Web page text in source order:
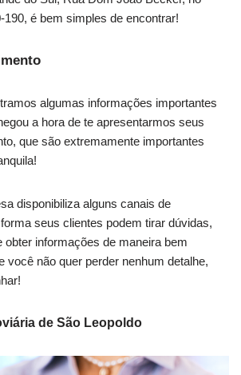
é bem simples de encontrar!
algumas informações importantes
a hora de te apresentarmos seus
que são extremamente importantes
disponibiliza alguns canais de
seus clientes podem tirar dúvidas,
informações de maneira bem
você não quer perder nenhum detalhe,
de São Leopoldo